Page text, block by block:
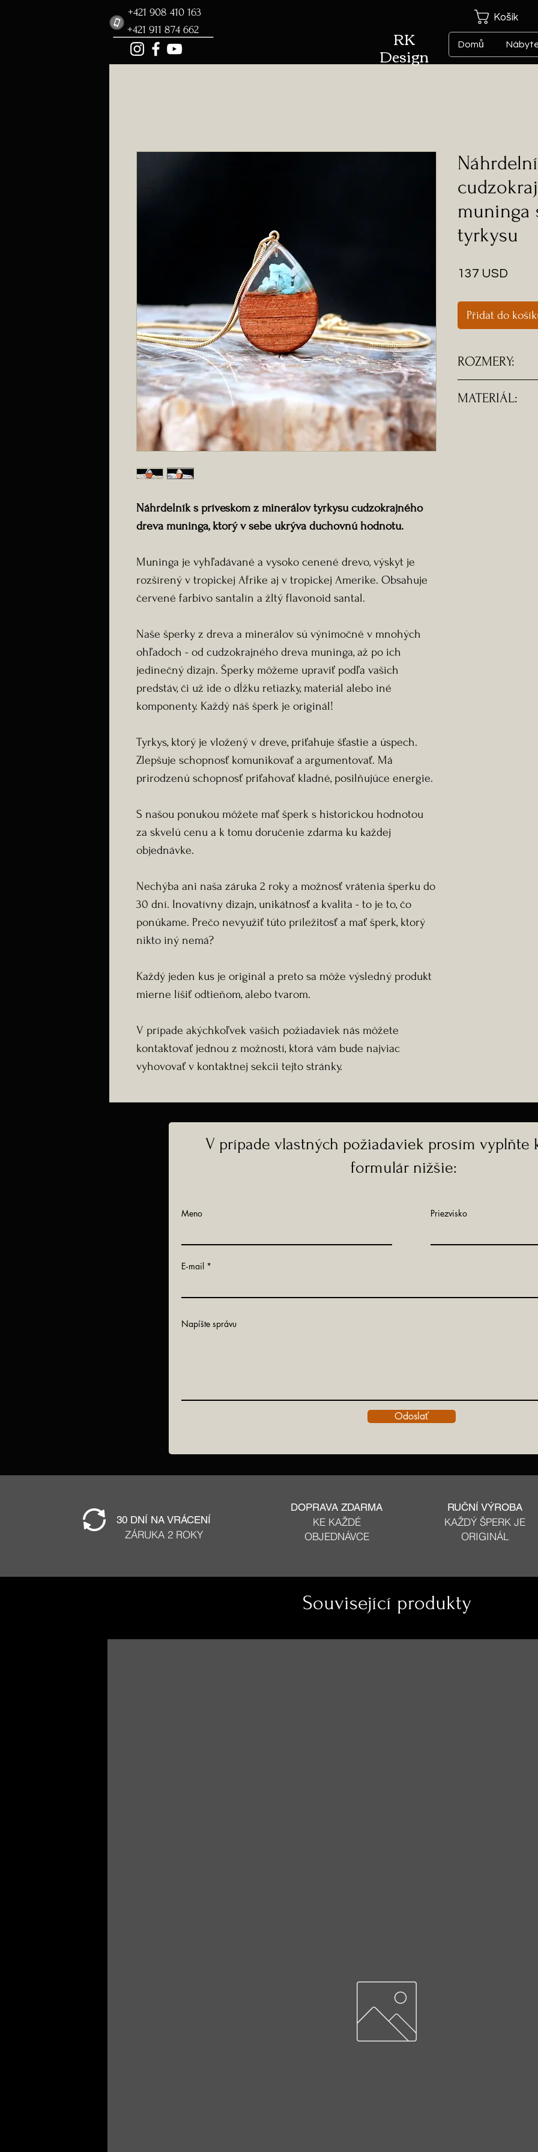
+421 908 410 163
+421 911 874 662
RK
Design
Košík
Domů
Náhrdelník s príveskom z minerálov tyrkysu cudzokrajného
dreva muninga, ktorý v sebe ukrýva duchovnú hodnotu.
Muninga je vyhľadávané a vysoko cenené drevo, výskyt je
rozšírený v tropickej Afrike aj v tropickej Amerike. Obsahuje
červené farbivo santalín a žltý flavonoid santal.
Naše šperky z dreva a minerálov sú výnimočné v mnohých
ohľadoch - od cudzokrajného dreva muninga, až po ich
jedinečný dizajn. Šperky môžeme upraviť podľa vašich
predstáv, či už ide o dĺžku retiazky, materiál alebo iné
komponenty. Každý náš šperk je originál!
Tyrkys, ktorý je vložený v dreve, priťahuje šťastie a úspech.
Zlepšuje schopnosť komunikovať a argumentovať. Má
prirodzenú schopnosť priťahovať kladné, posilňujúce energie.
S našou ponukou môžete mať šperk s historickou hodnotou
za skvelú cenu a k tomu doručenie zdarma ku každej
objednávke.
Nechýba ani naša záruka 2 roky a možnosť vrátenia šperku do
30 dní. Inovatívny dizajn, unikátnosť a kvalita - to je to, čo
ponúkame. Prečo nevyužiť túto príležitosť a mať šperk, ktorý
nikto iný nemá?
Každý jeden kus je originál a preto sa môže výsledný produkt
mierne líšiť odtieňom, alebo tvarom.
V prípade akýchkoľvek vašich požiadaviek nás môžete
kontaktovať jednou z možností, ktorá vám bude najviac
vyhovovať v kontaktnej sekcii tejto stránky.
muninga
tyrkysu
137 USD
Přidat do
ROZMERY:
-Rozmery
-Dĺžka
MATERIÁL:
V prípade vlastných požiadaviek prosím vyplňte
formulár nižšie:
Meno Priezvisko
E‑mail
Napíšte správu
Odoslať
30 DNÍ NA VRÁCENÍ
ZÁRUKA 2 ROKY
DOPRAVA ZDARMA
KE KAŽDÉ
OBJEDNÁVCE
RUČNÍ VÝROBA
KAŽDÝ ŠPERK JE
ORIGINÁL
Související produkty